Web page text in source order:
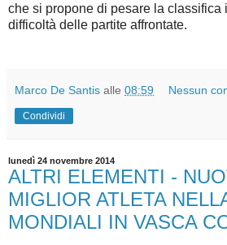
che si propone di pesare la classifica
difficoltà delle partite affrontate.
Marco De Santis alle 08:59 Nessun
Condividi
lunedì 24 novembre 2014
ALTRI ELEMENTI -
MIGLIOR ATLETA
MONDIALI IN VASCA